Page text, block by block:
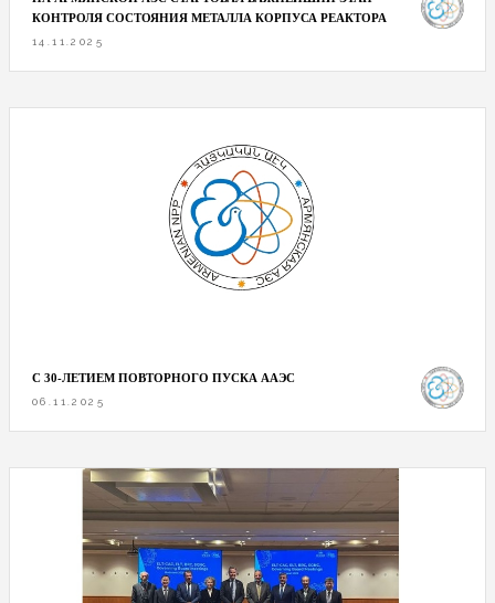
КОНТРОЛЯ СОСТОЯНИЯ МЕТАЛЛА КОРПУСА РЕАКТОРА
14.11.2025
С 30-ЛЕТИЕМ ПОВТОРНОГО ПУСКА ААЭС
06.11.2025